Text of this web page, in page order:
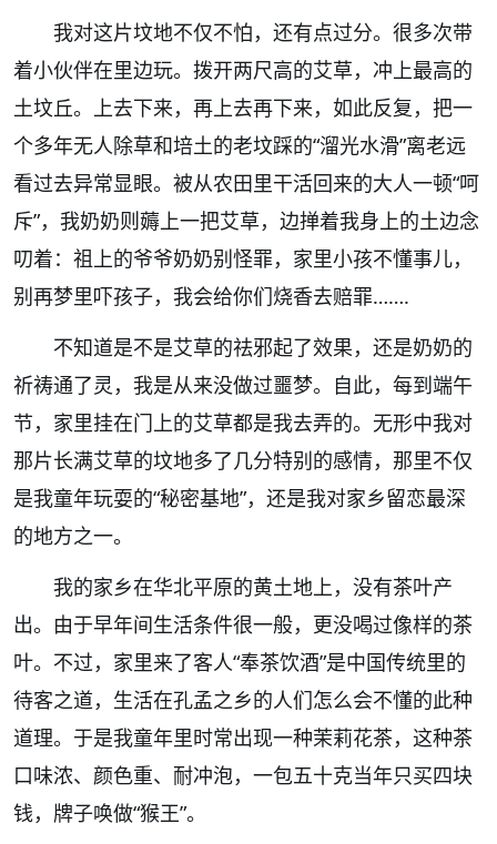
我对这片坟地不仅不怕，还有点过分。很多次带
着小伙伴在里边玩。拨开两尺高的艾草，冲上最高的
土坟丘。上去下来，再上去再下来，如此反复，把一
个多年无人除草和培土的老坟踩的“溜光水滑”离老远
看过去异常显眼。被从农田里干活回来的大人一顿“呵
斥”，我奶奶则薅上一把艾草，边掸着我身上的土边念
叨着：祖上的爷爷奶奶别怪罪，家里小孩不懂事儿，
别再梦里吓孩子，我会给你们烧香去赔罪…….
不知道是不是艾草的祛邪起了效果，还是奶奶的
祈祷通了灵，我是从来没做过噩梦。自此，每到端午
节，家里挂在门上的艾草都是我去弄的。无形中我对
那片长满艾草的坟地多了几分特别的感情，那里不仅
是我童年玩耍的“秘密基地”，还是我对家乡留恋最深
的地方之一。
我的家乡在华北平原的黄土地上，没有茶叶产
出。由于早年间生活条件很一般，更没喝过像样的茶
叶。不过，家里来了客人“奉茶饮酒”是中国传统里的
待客之道，生活在孔孟之乡的人们怎么会不懂的此种
道理。于是我童年里时常出现一种茉莉花茶，这种茶
口味浓、颜色重、耐冲泡，一包五十克当年只买四块
钱，牌子唤做“猴王”。